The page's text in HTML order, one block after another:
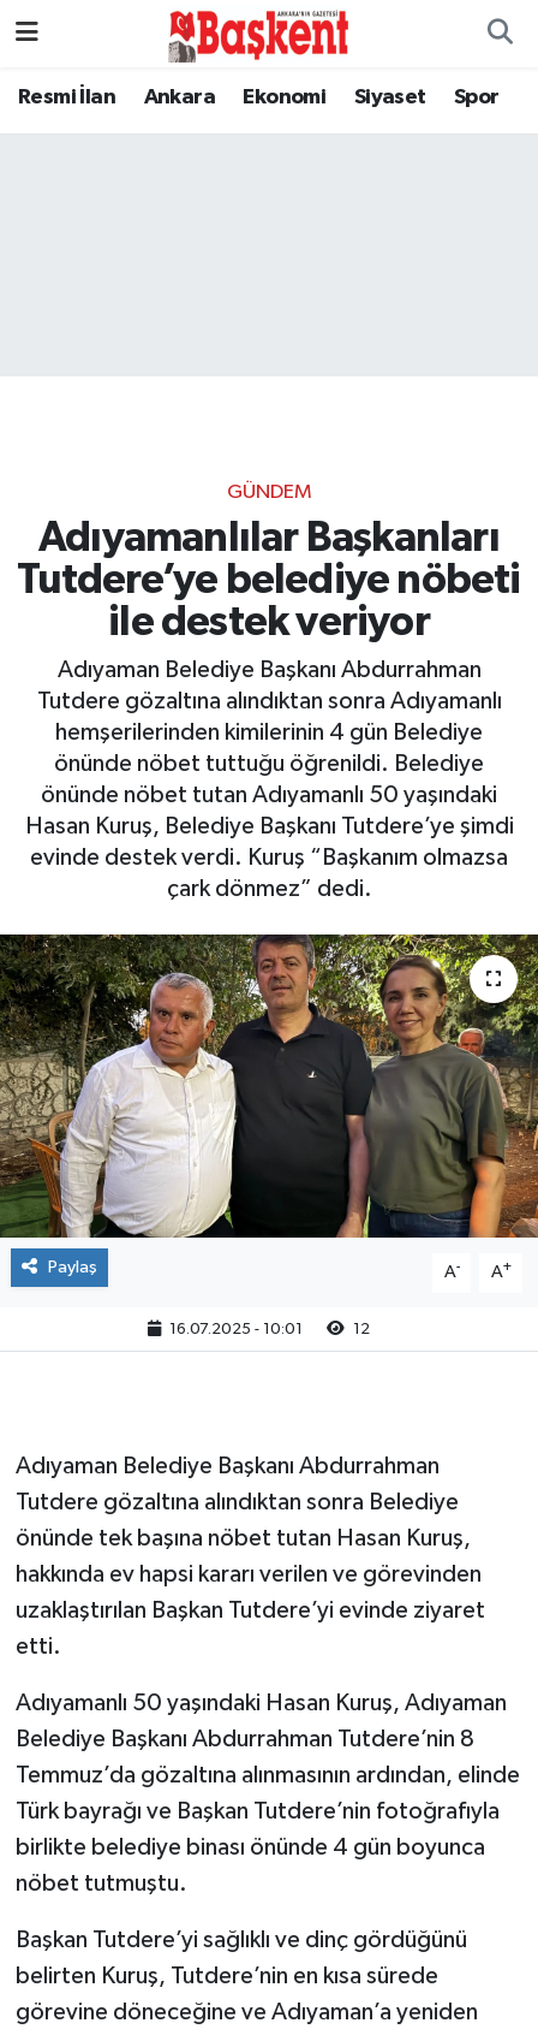
Resmi İlan Ankara Ekonomi Siyaset Spor
GÜNDEM
Adıyamanlılar Başkanları
Tutdere’ye belediye nöbeti
ile destek veriyor
Adıyaman Belediye Başkanı Abdurrahman
Tutdere gözaltına alındıktan sonra Adıyamanlı
hemşerilerinden kimilerinin 4 gün Belediye
önünde nöbet tuttuğu öğrenildi. Belediye
önünde nöbet tutan Adıyamanlı 50 yaşındaki
Hasan Kuruş, Belediye Başkanı Tutdere’ye şimdi
evinde destek verdi. Kuruş “Başkanım olmazsa
çark dönmez” dedi.
Paylaş A- A+
16.07.2025 - 10:01 12
Adıyaman Belediye Başkanı Abdurrahman
Tutdere gözaltına alındıktan sonra Belediye
önünde tek başına nöbet tutan Hasan Kuruş,
hakkında ev hapsi kararı verilen ve görevinden
uzaklaştırılan Başkan Tutdere’yi evinde ziyaret
etti.
Adıyamanlı 50 yaşındaki Hasan Kuruş, Adıyaman
Belediye Başkanı Abdurrahman Tutdere’nin 8
Temmuz’da gözaltına alınmasının ardından, elinde
Türk bayrağı ve Başkan Tutdere’nin fotoğrafıyla
birlikte belediye binası önünde 4 gün boyunca
nöbet tutmuştu.
Başkan Tutdere’yi sağlıklı ve dinç gördüğünü
belirten Kuruş, Tutdere’nin en kısa sürede
görevine döneceğine ve Adıyaman’a yeniden